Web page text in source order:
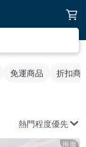
免運商品 折扣商
熱門程度優先
推廣